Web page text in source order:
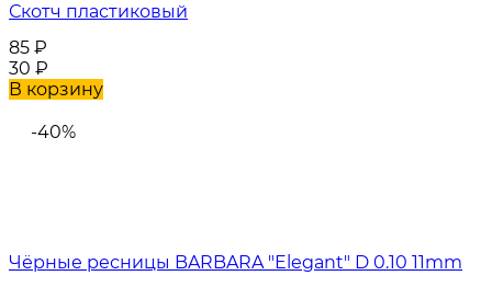
Скотч пластиковый
85 ₽
30 ₽
В корзину
-40%
Чёрные ресницы BARBARA "Elegant" D 0.10 11mm